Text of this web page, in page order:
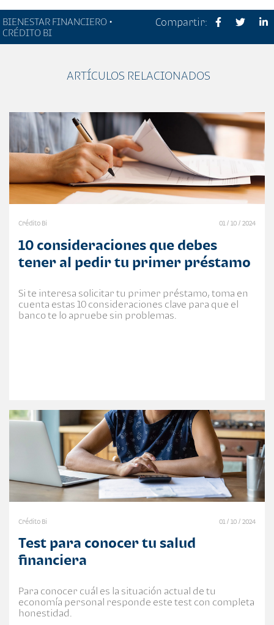
BIENESTAR FINANCIERO •
CRÉDITO BI
Compartir:
ARTÍCULOS RELACIONADOS
Crédito Bi 01 / 10 / 2024
10 consideraciones que debes
tener al pedir tu primer préstamo
Si te interesa solicitar tu primer préstamo, toma en
cuenta estas 10 consideraciones clave para que el
banco te lo apruebe sin problemas.
Crédito Bi 01 / 10 / 2024
Test para conocer tu salud
financiera
Para conocer cuál es la situación actual de tu
economía personal responde este test con completa
honestidad.